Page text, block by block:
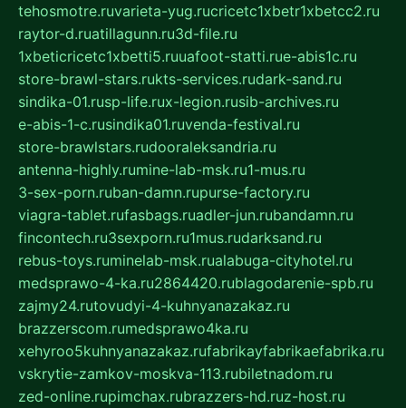
tehosmotre.ruvarieta-yug.rucricetc1xbetr1xbetcc2.ru
raytor-d.ruatillagunn.ru3d-file.ru
1xbeticricetc1xbetti5.ruuafoot-statti.rue-abis1c.ru
store-brawl-stars.rukts-services.rudark-sand.ru
sindika-01.rusp-life.rux-legion.rusib-archives.ru
e-abis-1-c.rusindika01.ruvenda-festival.ru
store-brawlstars.rudooraleksandria.ru
antenna-highly.rumine-lab-msk.ru1-mus.ru
3-sex-porn.ruban-damn.rupurse-factory.ru
viagra-tablet.rufasbags.ruadler-jun.rubandamn.ru
fincontech.ru3sexporn.ru1mus.rudarksand.ru
rebus-toys.ruminelab-msk.rualabuga-cityhotel.ru
medsprawo-4-ka.ru2864420.rublagodarenie-spb.ru
zajmy24.rutovudyi-4-kuhnyanazakaz.ru
brazzerscom.rumedsprawo4ka.ru
xehyroo5kuhnyanazakaz.rufabrikayfabrikaefabrika.ru
vskrytie-zamkov-moskva-113.rubiletnadom.ru
zed-online.rupimchax.rubrazzers-hd.ruz-host.ru